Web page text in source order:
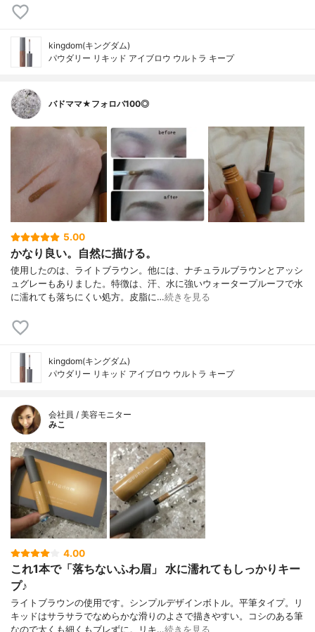
kingdom(キングダム)
パウダリー リキッド アイブロウ ウルトラ キープ
バドママ★フォロバ100◎
5.00
かなり良い。自然に描ける。
使用したのは、ライトブラウン。他には、ナチュラルブラウンとアッシ
ュグレーもありました。特徴は、汗、水に強いウォータープルーフで水
に濡れても落ちにくい処方。皮脂に…続きを見る
kingdom(キングダム)
パウダリー リキッド アイブロウ ウルトラ キープ
会社員 / 美容モニター
みこ
4.00
これ1本で「落ちないふわ眉」 水に濡れてもしっかりキー
プ♪
ライトブラウンの使用です。シンプルデザインボトル。平筆タイプ。リ
キッドはサラサラでなめらかな滑りのよさで描きやすい。コシのある筆
なので太くも細くもブレずに。リキ…続きを見る